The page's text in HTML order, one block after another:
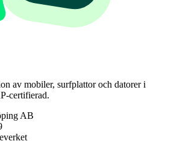
av mobiler, surfplattor och datorer i
certifierad.
AB